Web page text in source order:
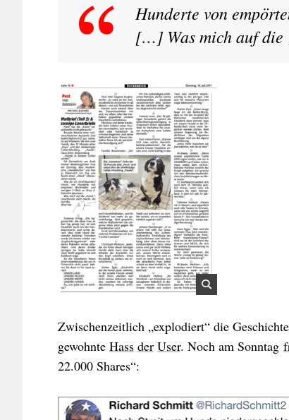
Hunderte von
[…] Was mich auf die
Zwischenzeitlich „explodiert“ die
gewohnte Hass der User. Noch am Sonntag
22.000 Shares“: